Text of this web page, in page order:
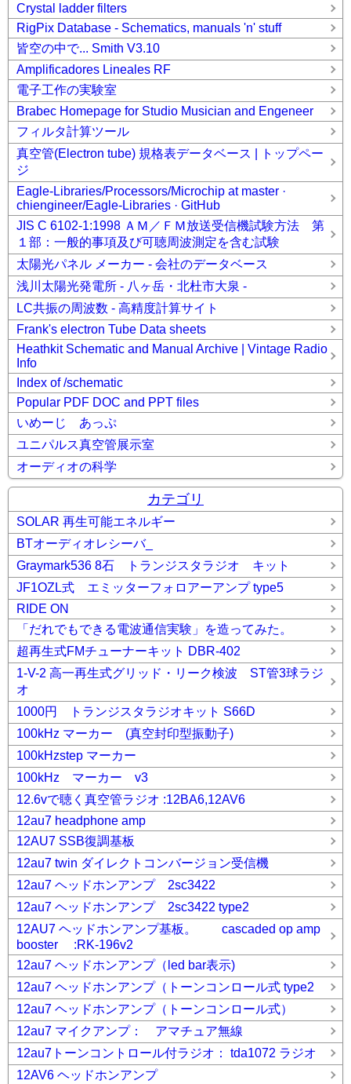
Crystal ladder filters
RigPix Database - Schematics, manuals 'n' stuff
皆空の中で... Smith V3.10
Amplificadores Lineales RF
電子工作の実験室
Brabec Homepage for Studio Musician and Engeneer
フィルタ計算ツール
真空管(Electron tube) 規格表データベース | トップペー
ジ
Eagle-Libraries/Processors/Microchip at master ·
chiengineer/Eagle-Libraries · GitHub
JIS C 6102-1:1998 ＡＭ／ＦＭ放送受信機試験方法 第
１部：一般的事項及び可聴周波測定を含む試験
太陽光パネル メーカー - 会社のデータベース
浅川太陽光発電所 - 八ヶ岳・北杜市大泉 -
LC共振の周波数 - 高精度計算サイト
Frank's electron Tube Data sheets
Heathkit Schematic and Manual Archive | Vintage Radio
Info
Index of /schematic
Popular PDF DOC and PPT files
いめーじ あっぷ
ユニパルス真空管展示室
オーディオの科学
カテゴリ
SOLAR 再生可能エネルギー
BTオーディオレシーバ_
Graymark536 8石 トランジスタラジオ キット
JF1OZL式 エミッターフォロアーアンプ type5
RIDE ON
「だれでもできる電波通信実験」を造ってみた。
超再生式FMチューナーキット DBR-402
1-V-2 高一再生式グリッド・リーク検波 ST管3球ラジ
オ
1000円 トランジスタラジオキット S66D
100kHz マーカー (真空封印型振動子)
100kHzstep マーカー
100kHz マーカー v3
12.6vで聴く真空管ラジオ :12BA6,12AV6
12au7 headphone amp
12AU7 SSB復調基板
12au7 twin ダイレクトコンバージョン受信機
12au7 ヘッドホンアンプ 2sc3422
12au7 ヘッドホンアンプ 2sc3422 type2
12AU7 ヘッドホンアンプ基板。 cascaded op amp
booster :RK-196v2
12au7 ヘッドホンアンプ（led bar表示)
12au7 ヘッドホンアンプ（トーンコンロール式 type2
12au7 ヘッドホンアンプ（トーンコンロール式）
12au7 マイクアンプ： アマチュア無線
12au7トーンコントロール付ラジオ： tda1072 ラジオ
12AV6 ヘッドホンアンプ